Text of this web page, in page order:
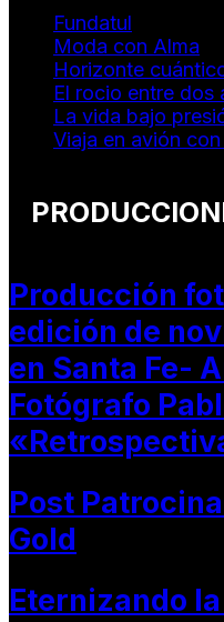
Fundatul
Moda con Alma
Horizonte
El rocio entre dos
La vida bajo
Viaja en avión
Producción
edición de
en Santa Fe-
Fotógrafo
Post
Gold
Eternizando